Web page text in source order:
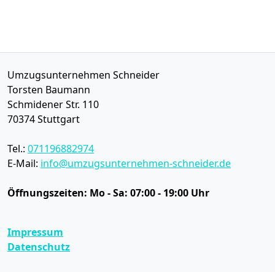
Umzugsunternehmen Schneider
Torsten Baumann
Schmidener Str. 110
70374Stuttgart
Tel.: 071196882974
E-Mail: info@umzugsunternehmen-schneider.de
Öffnungszeiten: Mo - Sa: 07:00 - 19:00 Uhr
Impressum
Datenschutz